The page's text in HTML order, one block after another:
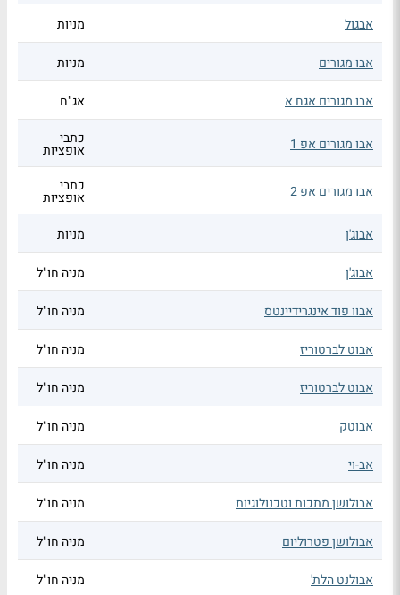
אבגול
מניות
אבו מגורים מניות
אבו מגורים אגח א אג"ח
אבו מגורים אפ 1 כתבי
אופציות
אבו מגורים אפ 2 כתבי
אופציות
אבוג'ן
מניות
אבוג'ן מניה חו"ל
אבוו פוד אינגרידיינטס מניה חו"ל
אבוט לברטוריז מניה חו"ל
אבוט לברטוריז מניה חו"ל
אבוטק מניה חו"ל
אב-וי מניה חו"ל
אבולושן מתכות וטכנולוגיות מניה חו"ל
אבולושן פטרוליום מניה חו"ל
אבולנט הלת' מניה חו"ל